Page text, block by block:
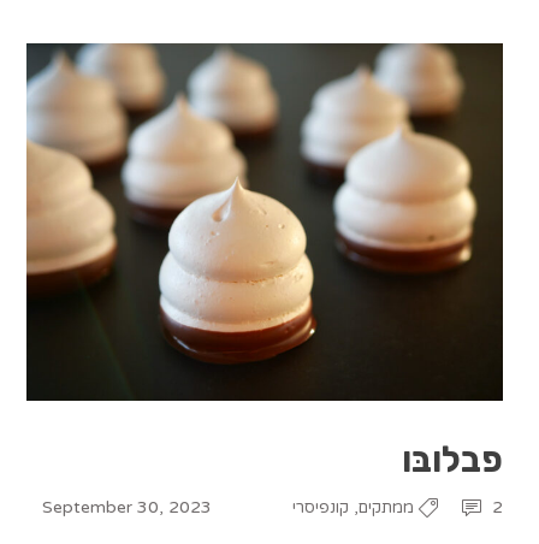
פבלובּו
September 30, 2023 ממתקים, קונפיסרי 2